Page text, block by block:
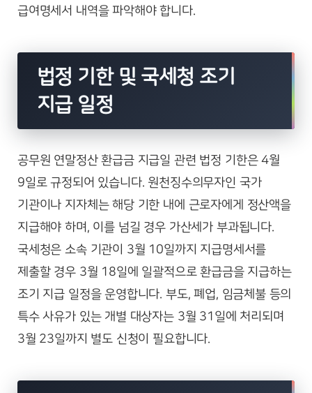
급여명세서 내역을 파악해야 합니다.
법정 기한 및 국세청 조기
지급 일정
공무원 연말정산 환급금 지급일 관련 법정 기한은 4월
9일로 규정되어 있습니다. 원천징수의무자인 국가
기관이나 지자체는 해당 기한 내에 근로자에게 정산액을
지급해야 하며, 이를 넘길 경우 가산세가 부과됩니다.
국세청은 소속 기관이 3월 10일까지 지급명세서를
제출할 경우 3월 18일에 일괄적으로 환급금을 지급하는
조기 지급 일정을 운영합니다. 부도, 폐업, 임금체불 등의
특수 사유가 있는 개별 대상자는 3월 31일에 처리되며
3월 23일까지 별도 신청이 필요합니다.